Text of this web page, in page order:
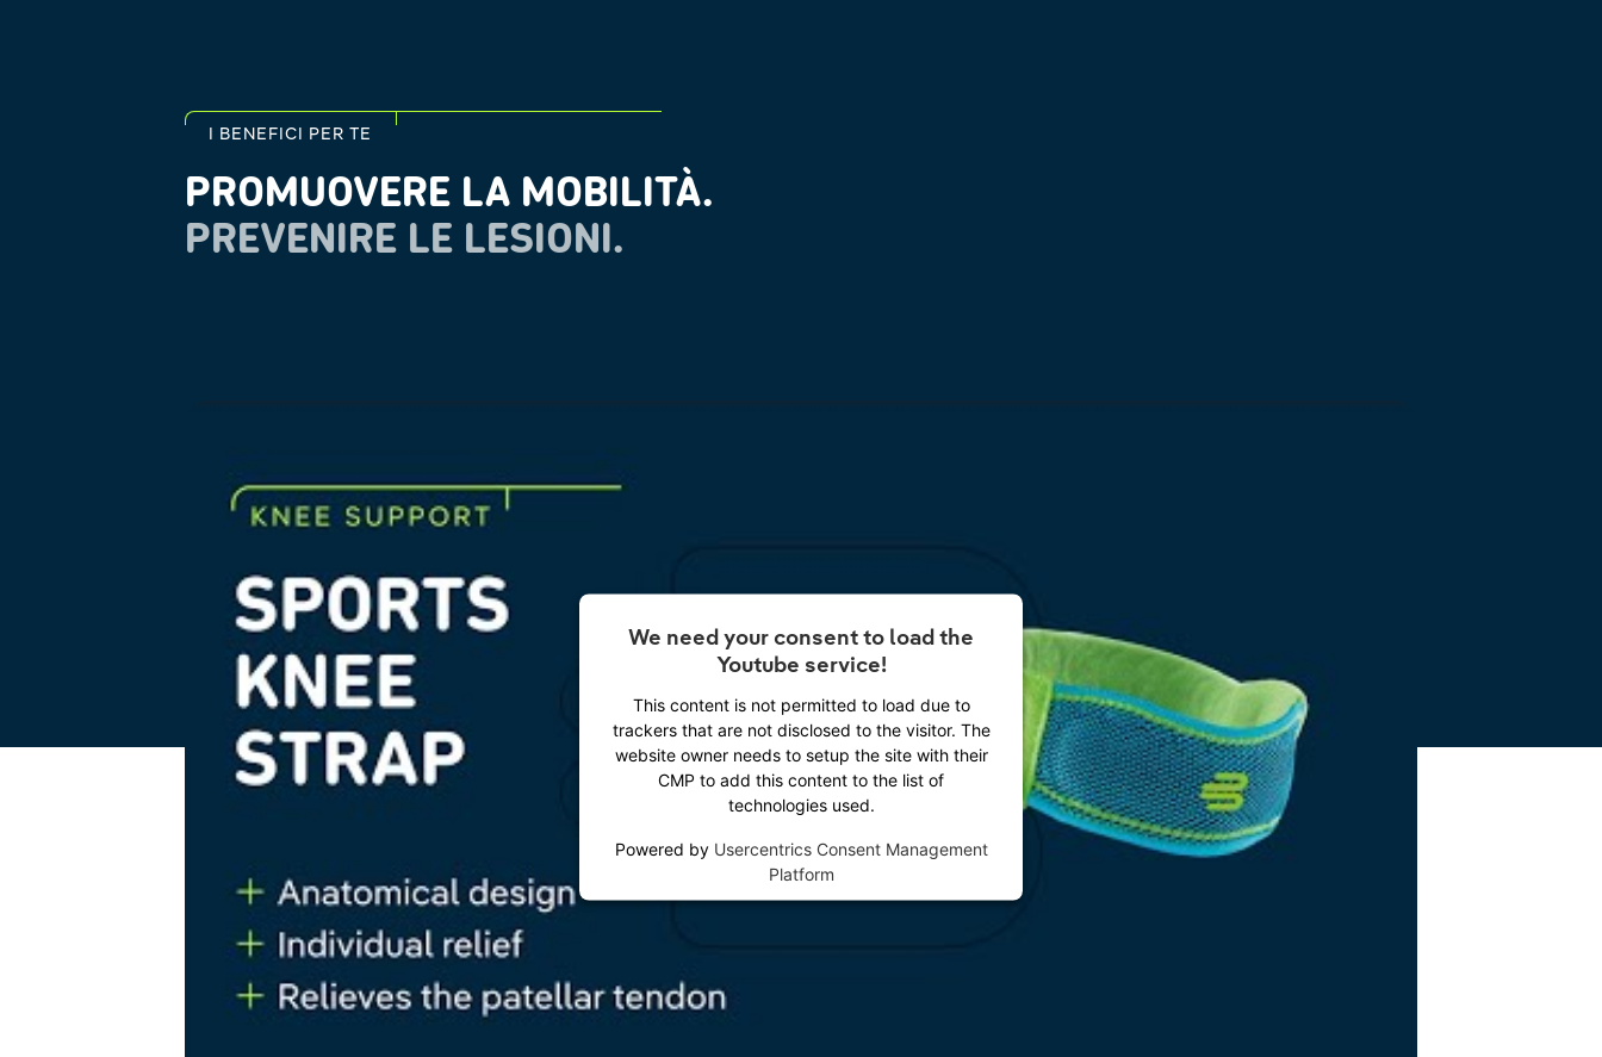
I BENEFICI PER TE
PROMUOVERE LA MOBILITÀ.
PREVENIRE LE LESIONI.
We need your consent to load the
Youtube service!
This content is not permitted to load due to
trackers that are not disclosed to the visitor. The
website owner needs to setup the site with their
CMP to add this content to the list of
technologies used.
Powered by Usercentrics Consent Management
Platform